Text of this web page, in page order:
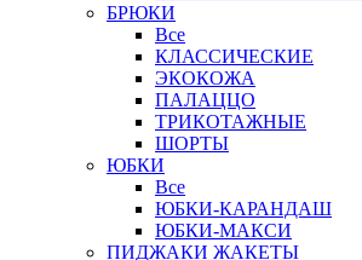
БРЮКИ
Все
КЛАССИЧЕСКИЕ
ЭКОКОЖА
ПАЛАЦЦО
ТРИКОТАЖНЫЕ
ШОРТЫ
ЮБКИ
Все
ЮБКИ-КАРАНДАШ
ЮБКИ-МАКСИ
ПИДЖАКИ ЖАКЕТЫ